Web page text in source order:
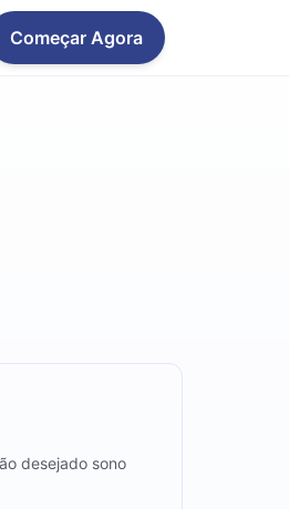
Começar Agora
desejado sono